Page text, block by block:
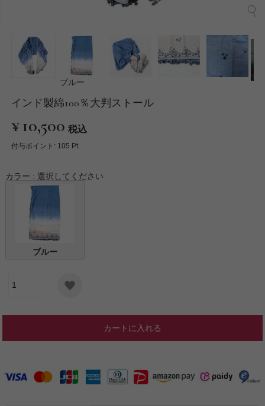
ブルー
インド製綿100％大判ストール
¥10,500 税込
付与ポイント: 105 Pt.
カラー 選択してください
ブルー
カートに入れる